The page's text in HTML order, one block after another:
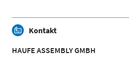
Kontakt
HAUFE ASSEMBLY GMBH